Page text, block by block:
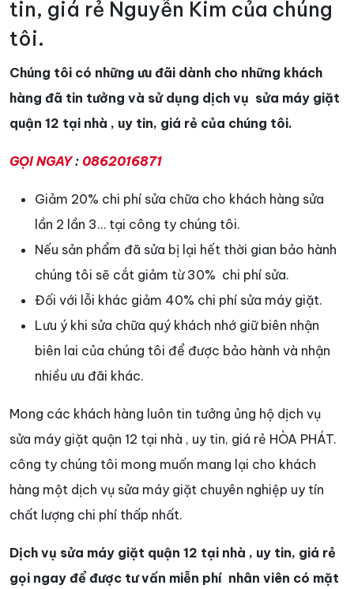
tin, giá rẻ Nguyễn Kim của chúng
tôi.
Chúng tôi có những ưu đãi dành cho những khách
hàng đã tin tưởng và sử dụng dịch vụ sửa máy giặt
quận 12 tại nhà , uy tin, giá rẻ của chúng tôi.
GỌI NGAY: 0862016871
Giảm 20% chi phí sửa chữa cho khách hàng sửa
lần 2 lần 3… tại công ty chúng tôi.
Nếu sản phẩm đã sửa bị lại hết thời gian bảo hành
chúng tôi sẽ cắt giảm từ 30% chi phí sửa.
Đối với lỗi khác giảm 40% chi phí sửa máy giặt.
Lưu ý khi sửa chữa quý khách nhớ giữ biên nhận
biên lai của chúng tôi để được bảo hành và nhận
nhiều ưu đãi khác.
Mong các khách hàng luôn tin tưởng ủng hộ dịch vụ
sửa máy giặt quận 12 tại nhà , uy tin, giá rẻ HÒA PHÁT.
công ty chúng tôi mong muốn mang lại cho khách
hàng một dịch vụ sửa máy giặt chuyên nghiệp uy tín
chất lượng chi phí thấp nhất.
Dịch vụ sửa máy giặt quận 12 tại nhà , uy tin, giá rẻ
gọi ngay để được tư vấn miễn phí nhân viên có mặt